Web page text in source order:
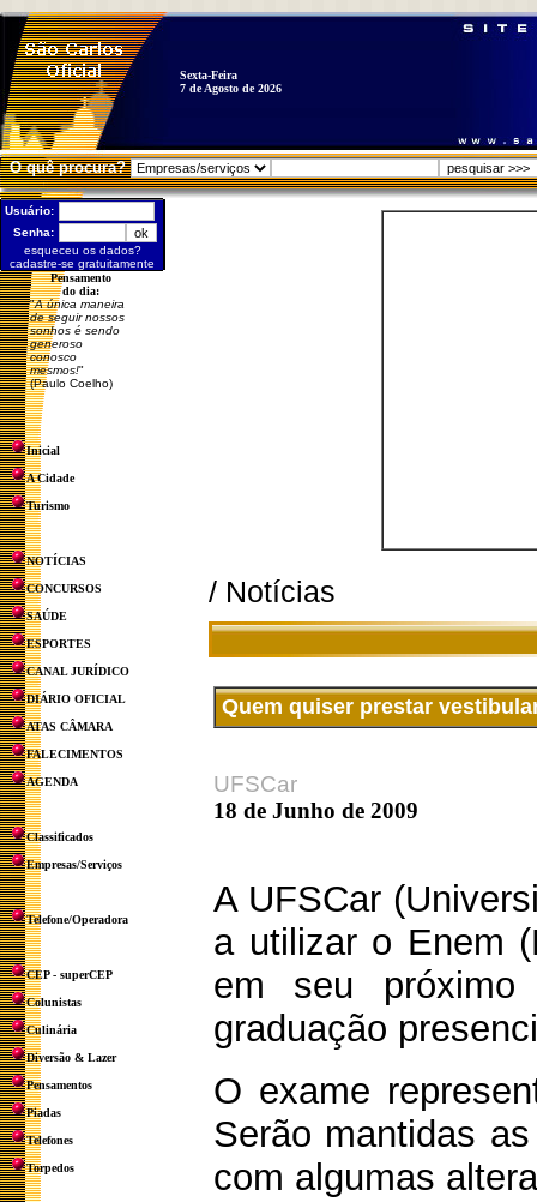
Sexta-Feira
7 de Agosto de 2026
O quê procura?
Usuário:
Senha:
esqueceu os dados?
cadastre-se gratuitamente
Pensamento
do dia:
"A única maneira
de seguir nossos
sonhos é sendo
generoso
conosco
mesmos!"
(Paulo Coelho)
Inicial
A Cidade
Turismo
NOTÍCIAS
CONCURSOS
SAÚDE
ESPORTES
CANAL JURÍDICO
DIÁRIO OFICIAL
ATAS CÂMARA
FALECIMENTOS
AGENDA
Classificados
Empresas/Serviços
Telefone/Operadora
CEP - superCEP
Colunistas
Culinária
Diversão & Lazer
Pensamentos
Piadas
Telefones
Torpedos
/ Notícias
Quem quiser prestar
UFSCar
18 de Junho de 2009
A UFSCar
a utilizar o Enem
em seu próximo
graduação
O exame
Serão mantidas
com algumas